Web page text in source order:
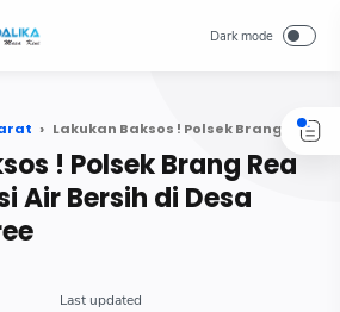
Lakukan Baksos ! Polsek Brang Rea KSB distribusi Air Bersih di Desa Sapugara Bree
! Polsek Brang Rea
Air Bersih di Desa